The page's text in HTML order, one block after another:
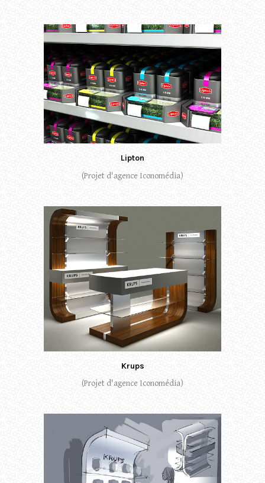
Lipton
(Projet d'agence Iconomédia)
Krups
(Projet d'agence Iconomédia)